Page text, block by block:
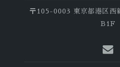
〒105-0003 東京都港区西
B1F